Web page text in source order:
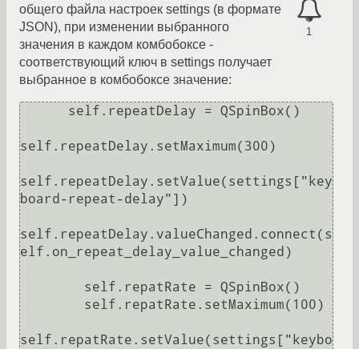
1
общего файла настроек settings (в формате
JSON), при изменении выбранного
значения в каждом комбобоксе -
соответствующий ключ в settings получает
выбранное в комбобоксе значение:
self.repeatDelay.setMaximum(300)
self.repeatDelay.setValue(settings["key
board-repeat-delay"])
self.repeatDelay.valueChanged.connect(s
elf.on_repeat_delay_value_changed)
self.repatRate.setValue(settings["keybo